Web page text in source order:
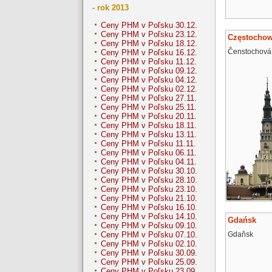
- rok 2013
Ceny PHM v Poľsku 30.12.
Ceny PHM v Poľsku 23.12.
Ceny PHM v Poľsku 18.12.
Ceny PHM v Poľsku 16.12.
Ceny PHM v Poľsku 11.12.
Ceny PHM v Poľsku 09.12.
Ceny PHM v Poľsku 04.12.
Ceny PHM v Poľsku 02.12.
Ceny PHM v Poľsku 27.11.
Ceny PHM v Poľsku 25.11.
Ceny PHM v Poľsku 20.11.
Ceny PHM v Poľsku 18.11.
Ceny PHM v Poľsku 13.11.
Ceny PHM v Poľsku 11.11.
Ceny PHM v Poľsku 06.11.
Ceny PHM v Poľsku 04.11.
Ceny PHM v Poľsku 30.10.
Ceny PHM v Poľsku 28.10.
Ceny PHM v Poľsku 23.10.
Ceny PHM v Poľsku 21.10.
Ceny PHM v Poľsku 16.10.
Ceny PHM v Poľsku 14.10.
Ceny PHM v Poľsku 09.10.
Ceny PHM v Poľsku 07.10.
Ceny PHM v Poľsku 02.10.
Ceny PHM v Poľsku 30.09.
Ceny PHM v Poľsku 25.09.
Čenstochová
Gdańsk
Gdaňsk